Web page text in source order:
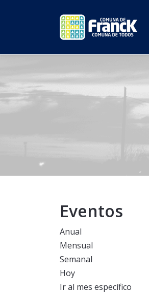
Eventos
Anual
Mensual
Semanal
Hoy
Ir al mes específico